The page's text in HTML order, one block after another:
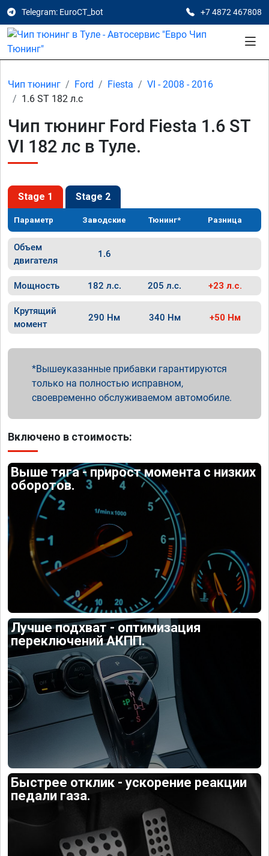
Telegram: EuroCT_bot +7 4872 467808
Чип тюнинг Ford Fiesta
VI - 2008 - 2016
1.6 ST 182 л.с
Чип тюнинг Ford Fiesta 1.6 ST
VI 182 лс в Туле.
Stage 1 Stage 2
Параметр Заводские Тюнинг* Разница
Объем
двигателя
1.6
Мощность 182 л.с. 205 л.с. +23 л.с.
Крутящий
момент
290 Нм 340 Нм +50 Нм
Вышеуказанные прибавки гарантируются
только на полностью исправном,
своевременно обслуживаемом автомобиле.
Включено в стоимость:
Выше тяга - прирост момента с низких
оборотов.
Лучше подхват - оптимизация
переключений АКПП.
Быстрее отклик - ускорение реакции
педали газа.